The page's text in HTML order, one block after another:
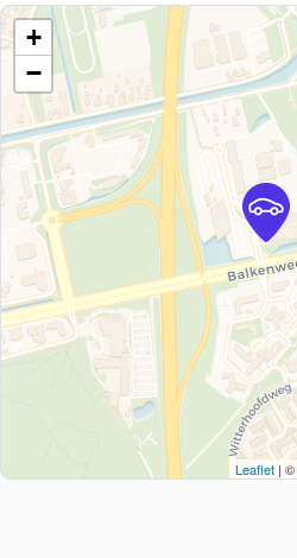
+
−
Leaflet | ©